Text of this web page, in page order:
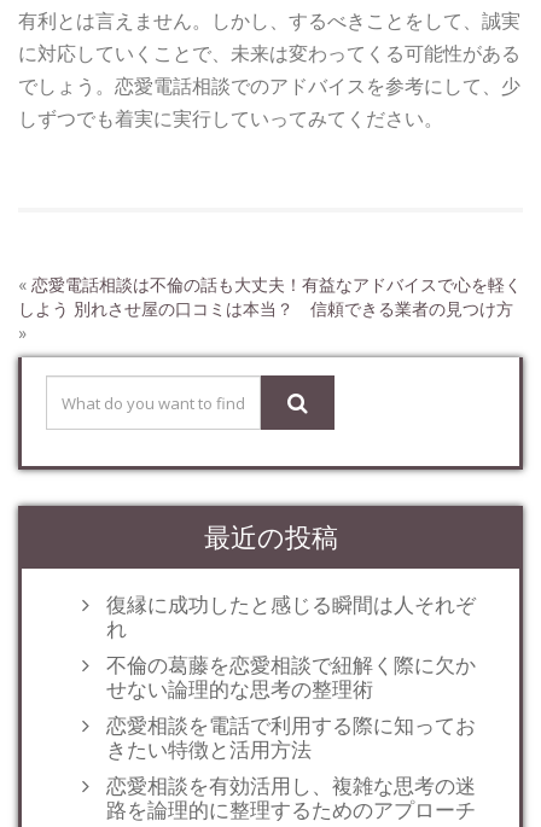
有利とは言えません。しかし、するべきことをして、誠実
に対応していくことで、未来は変わってくる可能性がある
でしょう。恋愛電話相談でのアドバイスを参考にして、少
しずつでも着実に実行していってみてください。
« 恋愛電話相談は不倫の話も大丈夫！有益なアドバイスで心を軽く
しよう 別れさせ屋の口コミは本当？ 信頼できる業者の見つけ方
»
最近の投稿
復縁に成功したと感じる瞬間は人それぞ
れ
不倫の葛藤を恋愛相談で紐解く際に欠か
せない論理的な思考の整理術
恋愛相談を電話で利用する際に知ってお
きたい特徴と活用方法
恋愛相談を有効活用し、複雑な思考の迷
路を論理的に整理するためのアプローチ